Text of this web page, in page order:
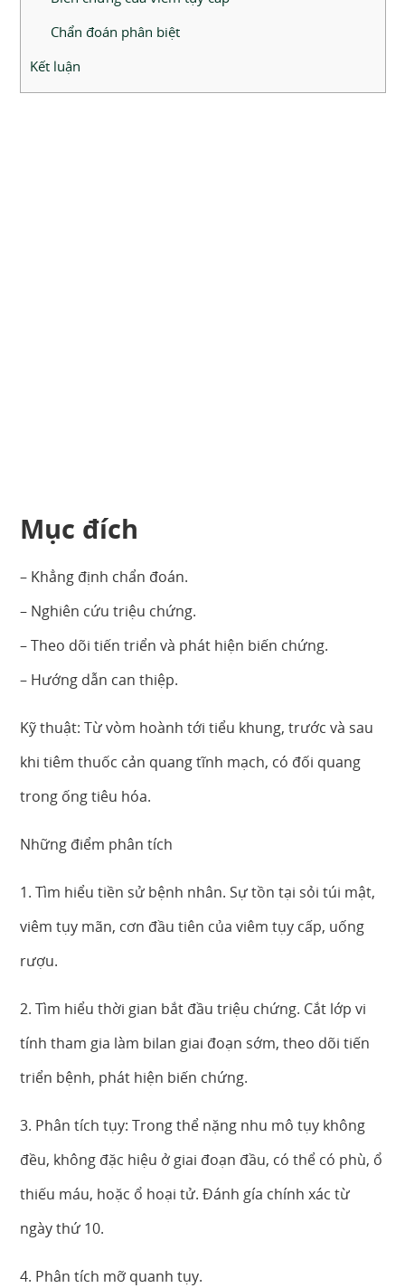
Chẩn đoán phân biệt
Kết luận
Mục đích
– Khẳng định chẩn đoán.
– Nghiên cứu triệu chứng.
– Theo dõi tiến triển và phát hiện biến chứng.
– Hướng dẫn can thiệp.
Kỹ thuật: Từ vòm hoành tới tiểu khung, trước và sau
khi tiêm thuốc cản quang tĩnh mạch, có đối quang
trong ống tiêu hóa.
Những điểm phân tích
1. Tìm hiểu tiền sử bệnh nhân. Sự tồn tại sỏi túi mật,
viêm tụy mãn, cơn đầu tiên của viêm tụy cấp, uống
rượu.
2. Tìm hiểu thời gian bắt đầu triệu chứng. Cắt lớp vi
tính tham gia làm bilan giai đoạn sớm, theo dõi tiến
triển bệnh, phát hiện biến chứng.
3. Phân tích tụy: Trong thể nặng nhu mô tụy không
đều, không đặc hiệu ở giai đoạn đầu, có thể có phù, ổ
thiếu máu, hoặc ổ hoại tử. Đánh gía chính xác từ
ngày thứ 10.
4. Phân tích mỡ quanh tụy.